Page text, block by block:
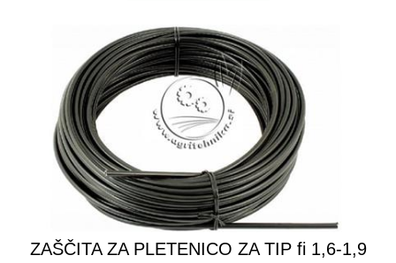
ZAŠČITA ZA PLETENICO ZA TIP fi 1,6-1,9